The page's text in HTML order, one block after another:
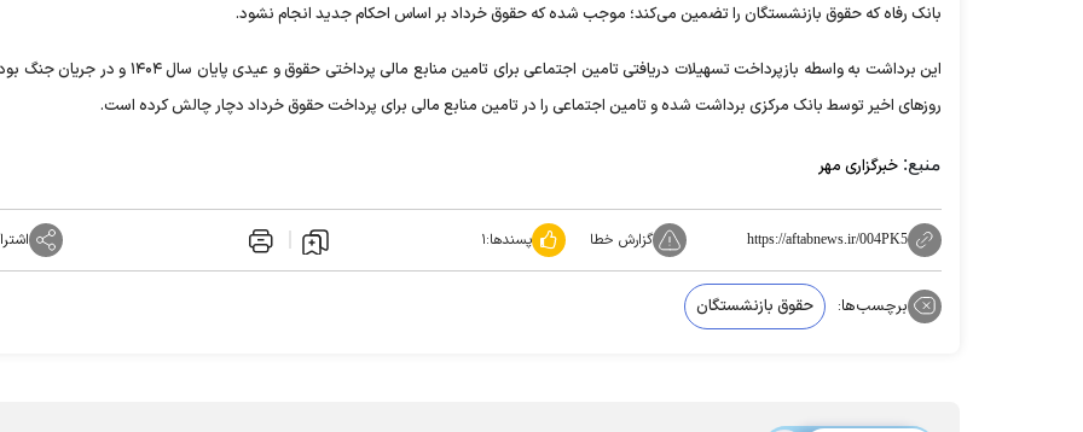
بانک رفاه که حقوق بازنشستگان را تضمین می‌کند؛ موجب شده که حقوق خرداد بر اساس احکام جدید انجام نشود.
این برداشت به واسطه بازپرداخت تسهیلات دریافتی تامین اجتماعی برای تامین منابع مالی پرداختی حقوق و
روز‌های اخیر توسط بانک مرکزی برداشت شده و تامین اجتماعی را در تامین منابع مالی برای پرداخت حقوق خرداد دچار چالش کرده است.
منبع: خبرگزاری مهر
https://aftabnews.ir/004PK5 گزارش خطا پسندها:۱
برچسب‌ها: حقوق بازنشستگان